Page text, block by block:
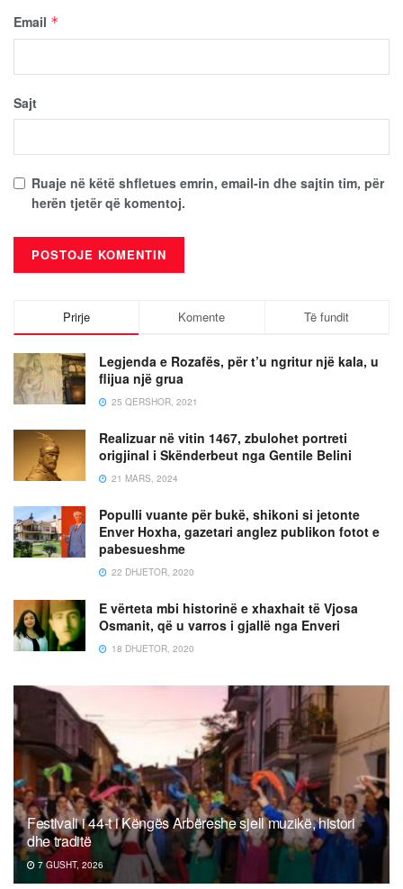
Email *
Sajt
Ruaje në këtë shfletues emrin, email-in dhe sajtin tim, për
herën tjetër që komentoj.
Prirje Komente Të fundit
Legjenda e Rozafës, për t’u ngritur një kala, u
flijua një grua
25 QERSHOR, 2021
Realizuar në vitin 1467, zbulohet portreti
origjinal i Skënderbeut nga Gentile Belini
21 MARS, 2024
Populli vuante për bukë, shikoni si jetonte
Enver Hoxha, gazetari anglez publikon fotot e
pabesueshme
22 DHJETOR, 2020
E vërteta mbi historinë e xhaxhait të Vjosa
Osmanit, që u varros i gjallë nga Enveri
18 DHJETOR, 2020
Festivali i 44-t i Këngës Arbëreshe sjell muzikë, histori
dhe traditë
7 GUSHT, 2026